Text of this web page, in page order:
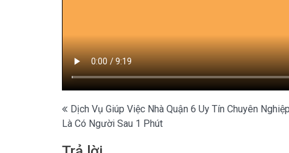
Điều
hướng
Dịch Vụ Giúp Việc Nhà Quận 6 Uy Tín Chuyên
Là Có Người Sau 1 Phút